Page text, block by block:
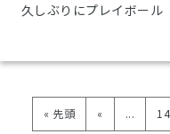
久しぶりにプレイボール
« 先頭 « ... 14